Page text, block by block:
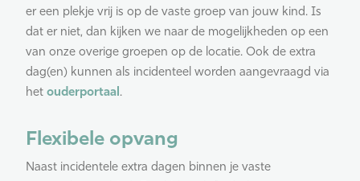
er een plekje vrij is op de vaste groep van jouw kind. Is
dat er niet, dan kijken we naar de mogelijkheden op een
van onze overige groepen op de locatie. Ook de extra
dag(en) kunnen als incidenteel worden aangevraagd via
het ouderportaal.
Flexibele opvang
Naast incidentele extra dagen binnen je vaste